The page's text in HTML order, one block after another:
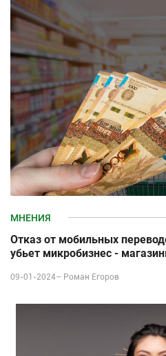
МНЕНИЯ
Отказ от мобильных
убьет микробизнес -
09-01-2024– Роман Егоров